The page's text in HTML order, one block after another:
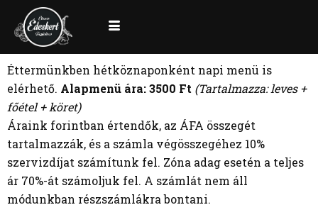
Éttermünkben hétköznaponként napi menü is
elérhető. Alapmenü ára: 3500 Ft (Tartalmazza: leves +
főétel + köret)
Áraink forintban értendők, az ÁFA összegét
tartalmazzák, és a számla végösszegéhez 10%
szervizdíjat számítunk fel. Zóna adag esetén a teljes
ár 70%-át számoljuk fel. A számlát nem áll
módunkban részszámlákra bontani.